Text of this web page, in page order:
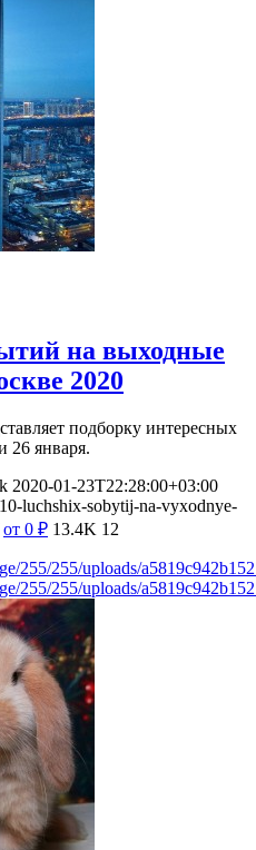
на выходные
2020
подборку интересных
26 января.
2020-01-23T22:28:00+03:00
luchshix-sobytij-na-vyxodnye-
от 0 ₽ 13.4K 12
255/255/uploads/
255/255/uploads/